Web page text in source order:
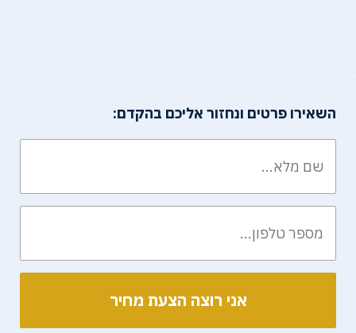
השאירו פרטים ונחזור אליכם בהקדם: